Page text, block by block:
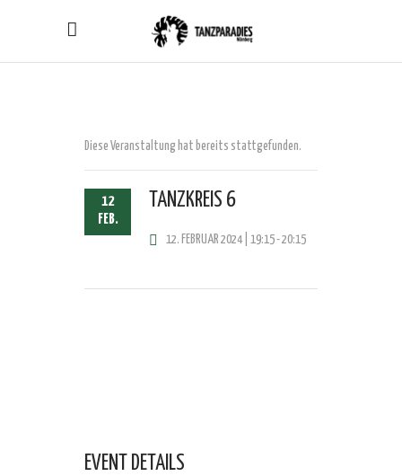
Diese Veranstaltung hat bereits stattgefunden.
12
FEB.
TANZKREIS 6
12. FEBRUAR 2024 | 19:15-20:15
EVENT DETAILS